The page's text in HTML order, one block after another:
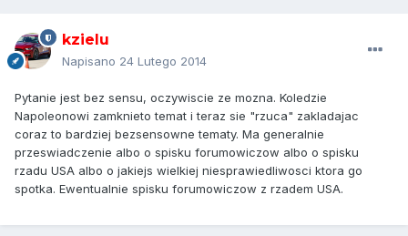
kzielu
Napisano 24 Lutego 2014
Pytanie jest bez sensu, oczywiscie ze mozna. Koledzie
Napoleonowi zamknieto temat i teraz sie "rzuca" zakladajac
coraz to bardziej bezsensowne tematy. Ma generalnie
przeswiadczenie albo o spisku forumowiczow albo o spisku
rzadu USA albo o jakiejs wielkiej niesprawiedliwosci ktora go
spotka. Ewentualnie spisku forumowiczow z rzadem USA.